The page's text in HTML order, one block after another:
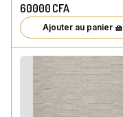
60000 CFA
Ajouter au panier 🧺